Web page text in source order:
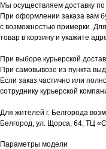
Мы осуществляем доставку
При оформлении заказа вам
с возможностью примерки.
товар в корзину и укажите
При выборе курьерской
При самовывозе из пункта
Если заказ частично или
сотруднику курьерской
Для жителей г. Белгорода
Белгород, ул. Щорса, 64, ТЦ
Параметры модели